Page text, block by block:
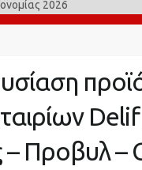
– Προβυλ –